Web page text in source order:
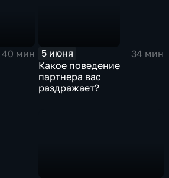
40 мин
5 июня
34 мин
Какое поведение
партнера вас
раздражает?